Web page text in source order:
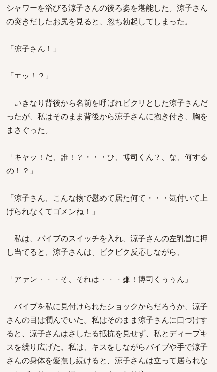
シャワーを浴びる涼子さんの後ろ姿を堪能した。涼子さん
の突きだしたお尻を見ると、忽ち勃起してしまった。
「涼子さん！」
「エッ！？」
いきなり背後から名前を呼ばれビクリとした涼子さんだ
ったが、私はそのまま背後から涼子さんに抱き付き、胸を
まさぐった。
「キャッ！だ、誰！？・・・ひ、博司くん？、な、何する
の！？」
「涼子さん、こんな物で慰めて居た何て・・・気付いて上
げられなくてゴメンね！」
私は、バイブのスイッチを入れ、涼子さんの左乳首に押
し当てると、涼子さんは、ビクビク反応しながら、
「アァン・・・そ、それは・・・嫌！博司くぅぅん」
バイブを私に見付けられたショックからだろうか、涼子
さんの目は潤んでいた。私はそのまま涼子さんに口づけす
ると、涼子さんはさしたる抵抗を見せず、私とディープキ
スを繰り広げた。私は、キスをしながらバイブや手で涼子
さんの身体を愛撫し続けると、涼子さんは立って居られな